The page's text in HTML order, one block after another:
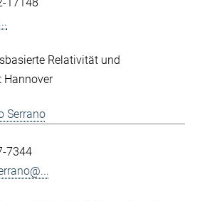
Relativität und
Hannover
Serrano
7344